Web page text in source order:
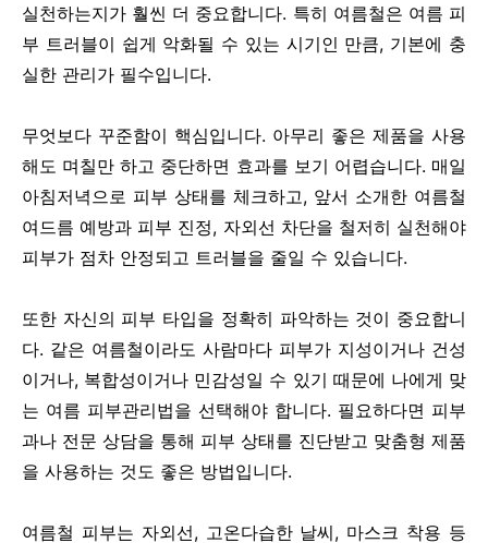
실천하는지가 훨씬 더 중요합니다. 특히 여름철은 여름 피
부 트러블이 쉽게 악화될 수 있는 시기인 만큼, 기본에 충
실한 관리가 필수입니다.
무엇보다 꾸준함이 핵심입니다. 아무리 좋은 제품을 사용
해도 며칠만 하고 중단하면 효과를 보기 어렵습니다. 매일
아침저녁으로 피부 상태를 체크하고, 앞서 소개한 여름철
여드름 예방과 피부 진정, 자외선 차단을 철저히 실천해야
피부가 점차 안정되고 트러블을 줄일 수 있습니다.
또한 자신의 피부 타입을 정확히 파악하는 것이 중요합니
다. 같은 여름철이라도 사람마다 피부가 지성이거나 건성
이거나, 복합성이거나 민감성일 수 있기 때문에 나에게 맞
는 여름 피부관리법을 선택해야 합니다. 필요하다면 피부
과나 전문 상담을 통해 피부 상태를 진단받고 맞춤형 제품
을 사용하는 것도 좋은 방법입니다.
여름철 피부는 자외선, 고온다습한 날씨, 마스크 착용 등